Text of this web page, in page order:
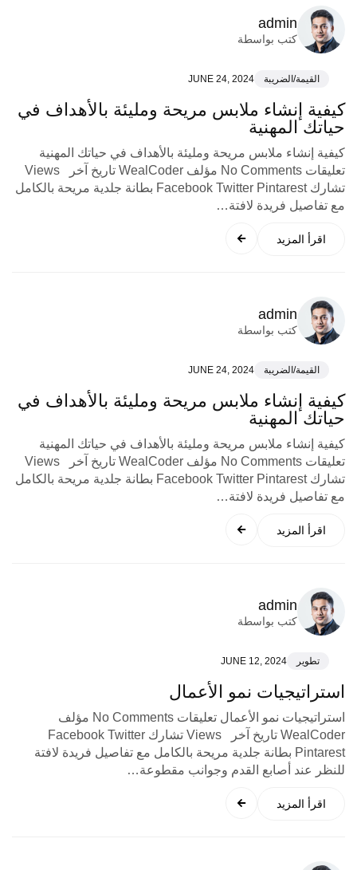
admin
كتب بواسطة
القيمة/الضريبة JUNE 24, 2024
كيفية إنشاء ملابس مريحة ومليئة بالأهداف في
حياتك المهنية
كيفية إنشاء ملابس مريحة ومليئة بالأهداف في حياتك المهنية
تعليقات No Comments مؤلف WealCoder تاريخ آخر Views
تشارك Facebook Twitter Pintarest بطانة جلدية مريحة بالكامل
مع تفاصيل فريدة لافتة…
اقرأ المزيد
admin
كتب بواسطة
القيمة/الضريبة JUNE 24, 2024
كيفية إنشاء ملابس مريحة ومليئة بالأهداف في
حياتك المهنية
كيفية إنشاء ملابس مريحة ومليئة بالأهداف في حياتك المهنية
تعليقات No Comments مؤلف WealCoder تاريخ آخر Views
تشارك Facebook Twitter Pintarest بطانة جلدية مريحة بالكامل
مع تفاصيل فريدة لافتة…
اقرأ المزيد
admin
كتب بواسطة
تطوير JUNE 12, 2024
استراتيجيات نمو الأعمال
استراتيجيات نمو الأعمال تعليقات No Comments مؤلف
WealCoder تاريخ آخر Views تشارك Facebook Twitter
Pintarest بطانة جلدية مريحة بالكامل مع تفاصيل فريدة لافتة
للنظر عند أصابع القدم وجوانب مقطوعة…
اقرأ المزيد